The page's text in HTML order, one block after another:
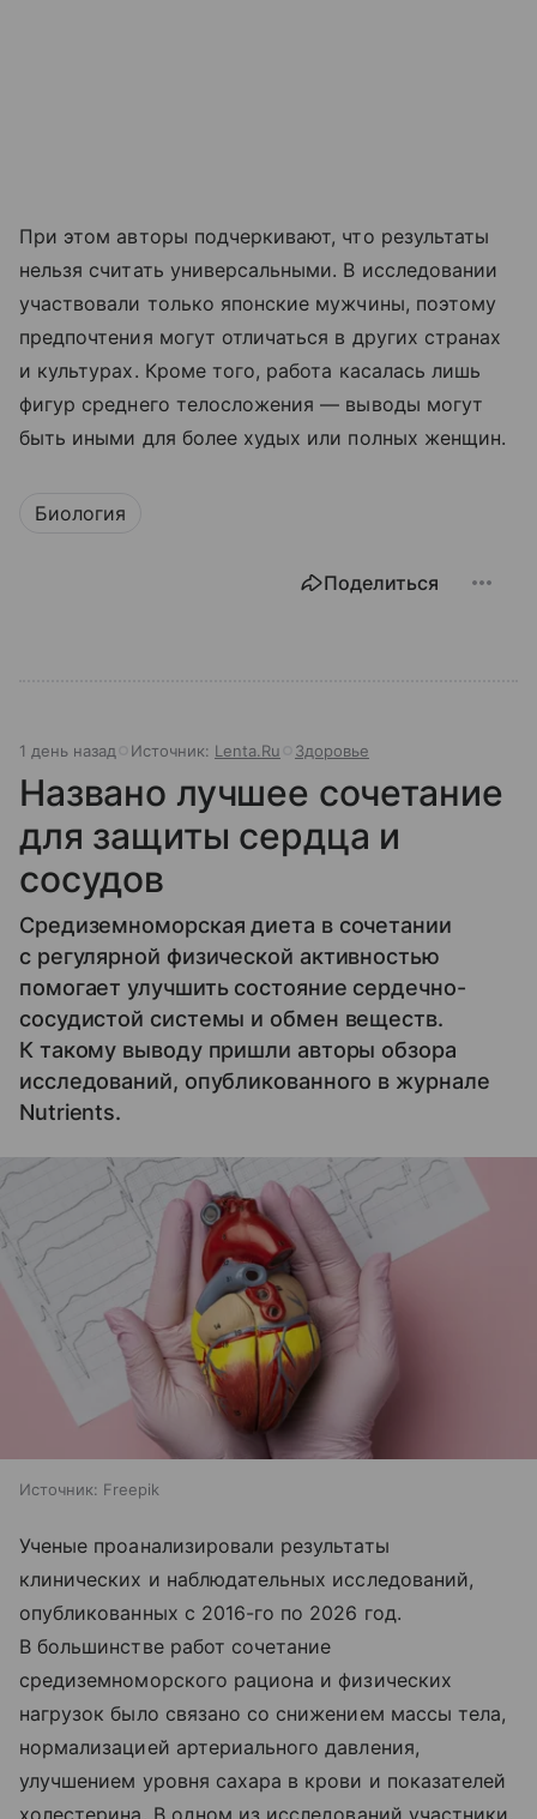
При этом авторы подчеркивают, что результаты
нельзя считать универсальными. В исследовании
участвовали только японские мужчины, поэтому
предпочтения могут отличаться в других странах
и культурах. Кроме того, работа касалась лишь
фигур среднего телосложения — выводы могут
быть иными для более худых или полных женщин.
Биология
Поделиться
1 день назад Источник: Lenta.Ru Здоровье
Названо лучшее сочетание
для защиты сердца и
сосудов
Средиземноморская диета в сочетании
с регулярной физической активностью
помогает улучшить состояние сердечно-
сосудистой системы и обмен веществ.
К такому выводу пришли авторы обзора
исследований, опубликованного в журнале
Nutrients.
Источник: Freepik
Ученые проанализировали результаты
клинических и наблюдательных исследований,
опубликованных с 2016-го по 2026 год.
В большинстве работ сочетание
средиземноморского рациона и физических
нагрузок было связано со снижением массы тела,
нормализацией артериального давления,
улучшением уровня сахара в крови и показателей